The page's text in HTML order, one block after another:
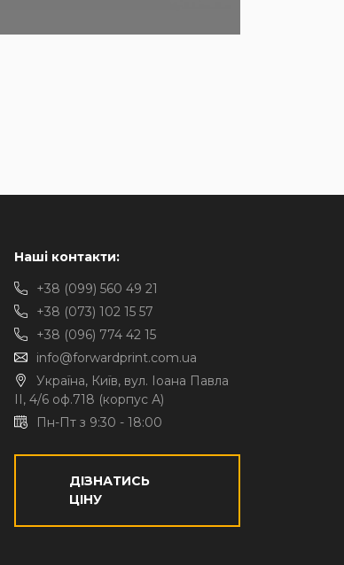
Наші контакти:
+38 (099) 560 49 21
+38 (073) 102 15 57
+38 (096) 774 42 15
info@forwardprint.com.ua
Україна, Київ, вул. Іоана Павла
II, 4/6 оф.718 (корпус А)
Пн-Пт з 9:30 - 18:00
ДІЗНАТИСЬ
ЦІНУ